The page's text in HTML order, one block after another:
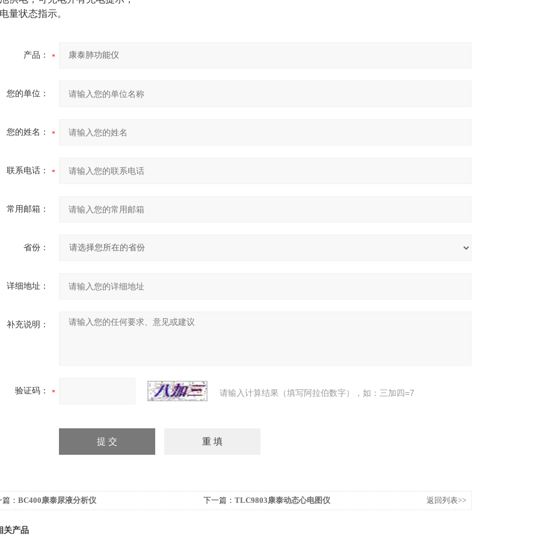
量状态指示。
产品：
您的单位：
您的姓名：
联系电话：
常用邮箱：
省份：
详细地址：
补充说明：
验证码： 请输入计算结果（填写阿拉伯数字），如：三加四=7
： BC400康泰尿液分析仪 下一篇： TLC9803康泰动态心电图仪 返回列表>>
关产品